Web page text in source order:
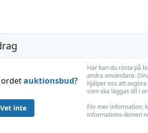
auktionsbud?
Vet inte
Här kan du rösta på
andra användare.
hjälper oss att
som ska läggas till i
För mer information,
informations-ikonen